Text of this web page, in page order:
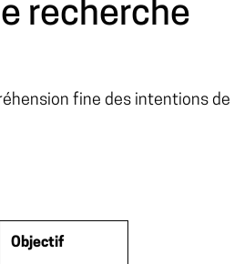
recherche
fine des intentions de
Objectif